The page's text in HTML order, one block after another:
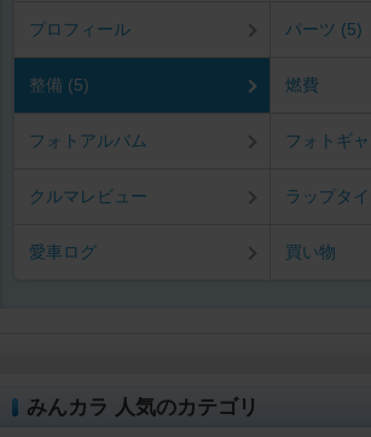
プロフィール パーツ (5)
整備 (5) 燃費
フォトアルバム フォトギ
クルマレビュー ラップタ
愛車ログ 買い物
みんカラ 人気のカテゴリ